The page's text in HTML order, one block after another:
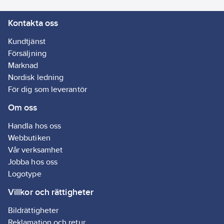
Kontakta oss
Kundtjänst
Försäljning
Marknad
Nordisk ledning
För dig som leverantör
Om oss
Handla hos oss
Webbutiken
Vår verksamhet
Jobba hos oss
Logotype
Villkor och rättigheter
Bildrättigheter